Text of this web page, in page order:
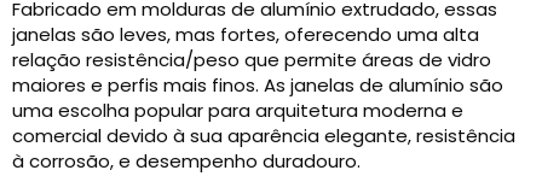
Fabricado em molduras de alumínio extrudado, essas
janelas são leves, mas fortes, oferecendo uma alta
relação resistência/peso que permite áreas de vidro
maiores e perfis mais finos. As janelas de alumínio são
uma escolha popular para arquitetura moderna e
comercial devido à sua aparência elegante, resistência
à corrosão, e desempenho duradouro.